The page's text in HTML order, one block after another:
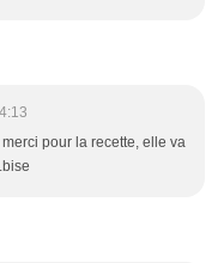
pour la recette, elle va